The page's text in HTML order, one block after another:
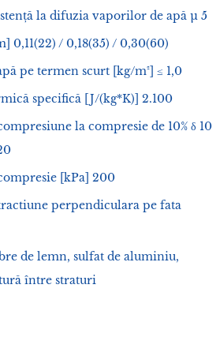
la difuzia vaporilor de apă µ 5
0,11(22) / 0,18(35) / 0,30(60)
pe termen scurt [kg/m²] ≤ 1,0
specifică [J/(kg*K)] 2.100
la compresie de 10% δ 10
[kPa] 200
perpendiculara pe fata
de lemn, sulfat de aluminiu,
între straturi